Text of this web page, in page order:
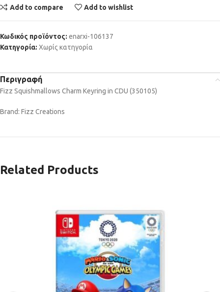
Add to compare Add to wishlist
Κωδικός προϊόντος: enarxi-106137
Κατηγορία: Χωρίς κατηγορία
Περιγραφή
Fizz Squishmallows Charm Keyring in CDU (350105)
Brand: Fizz Creations
Related Products